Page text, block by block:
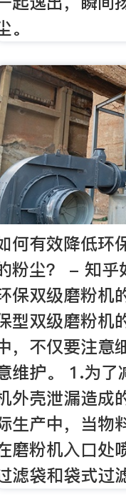
。
何有效降低环
粉尘？ - 知乎
保双级磨粉机
型双级磨粉机
，不仅要注意
维护。 1.为了
外壳泄漏造成
生产中，当物
磨粉机入口处
滤袋和袋式过